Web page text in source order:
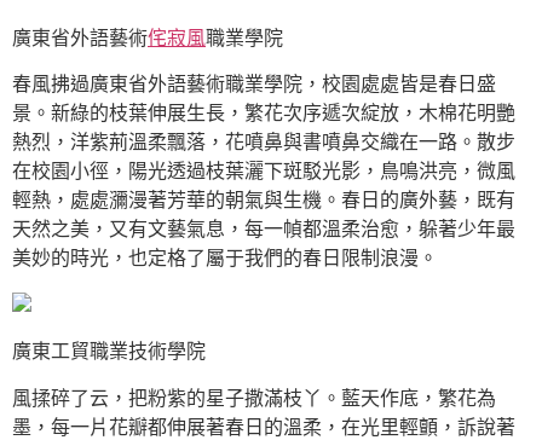
廣東省外語藝術侘寂風職業學院
春風拂過廣東省外語藝術職業學院，校園處處皆是春日盛
景。新綠的枝葉伸展生長，繁花次序遞次綻放，木棉花明艷
熱烈，洋紫荊溫柔飄落，花噴鼻與書噴鼻交織在一路。散步
在校園小徑，陽光透過枝葉灑下斑駁光影，鳥鳴洪亮，微風
輕熱，處處瀰漫著芳華的朝氣與生機。春日的廣外藝，既有
天然之美，又有文藝氣息，每一幀都溫柔治愈，躲著少年最
美妙的時光，也定格了屬于我們的春日限制浪漫。
廣東工貿職業技術學院
風揉碎了云，把粉紫的星子撒滿枝丫。藍天作底，繁花為
墨，每一片花瓣都伸展著春日的溫柔，在光里輕顫，訴說著